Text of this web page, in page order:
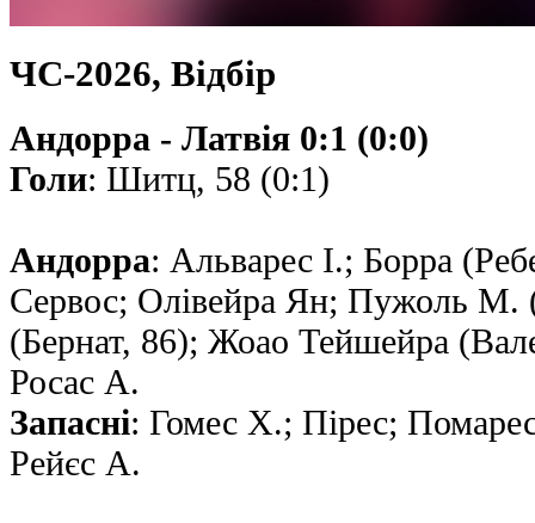
ЧС-2026, Відбір
Андорра - Латвія 0:1 (0:0)
Голи: Шитц, 58 (0:1)
Андорра: Альварес І.; Борра
Сервос; Олівейра Ян; Пужоль М.
(Бернат, 86); Жоао Тейшейра
Росас А.
Запасні: Гомес Х.; Пірес;
Рейєс А.